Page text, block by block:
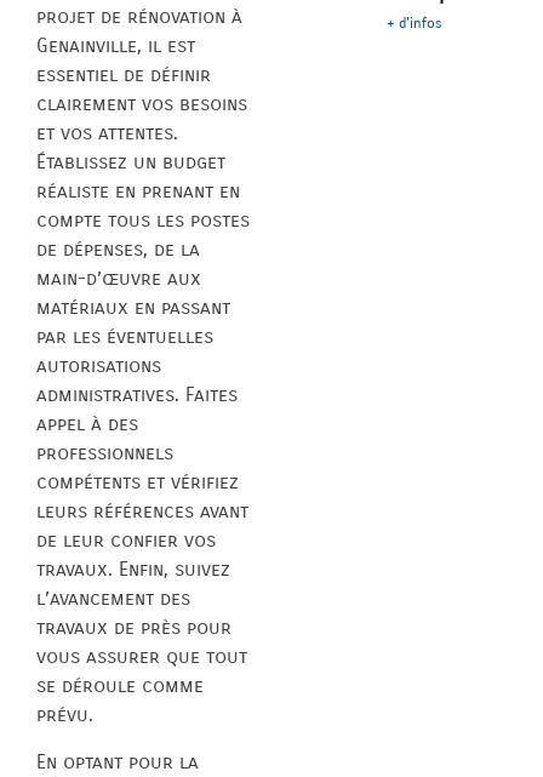
projet de rénovation à
Genainville, il est
essentiel de définir
clairement vos besoins
et vos attentes.
Établissez un budget
réaliste en prenant en
compte tous les postes
de dépenses, de la
main-d’œuvre aux
matériaux en passant
par les éventuelles
autorisations
administratives. Faites
appel à des
professionnels
compétents et vérifiez
leurs références avant
de leur confier vos
travaux. Enfin, suivez
l’avancement des
travaux de près pour
vous assurer que tout
se déroule comme
prévu.
En optant pour la
+ d'infos